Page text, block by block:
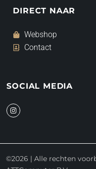
DIRECT NAAR
Webshop
Contact
SOCIAL MEDIA
I
n
s
a
m
©2026 | Alle rechten